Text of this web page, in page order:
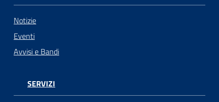
Notizie
Eventi
Avvisi e Bandi
SERVIZI